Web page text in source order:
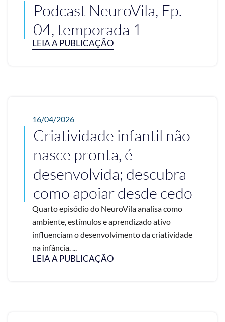
Podcast NeuroVila, Ep.
04, temporada 1
LEIA A PUBLICAÇÃO
16/04/2026
Criatividade infantil não
nasce pronta, é
desenvolvida; descubra
como apoiar desde cedo
Quarto episódio do NeuroVila analisa como
ambiente, estímulos e aprendizado ativo
influenciam o desenvolvimento da criatividade
na infância. ...
LEIA A PUBLICAÇÃO